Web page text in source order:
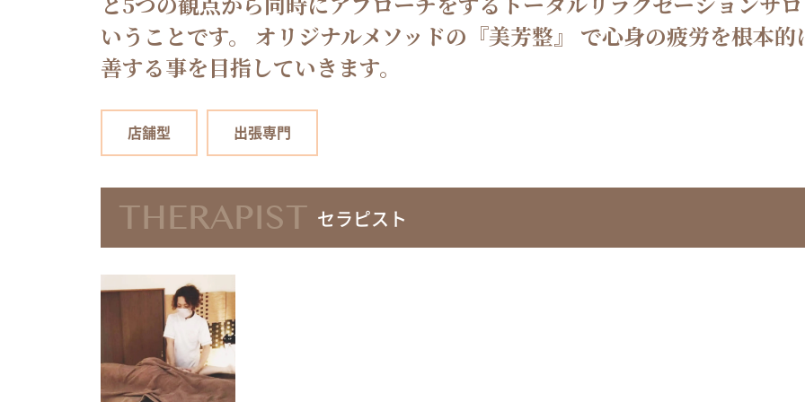
いうことです。 オリジナルメソッドの『美芳整』 で心身の疲労を根本的
善する事を目指していきます。
店舗型 出張専門
THERAPIST セラピスト